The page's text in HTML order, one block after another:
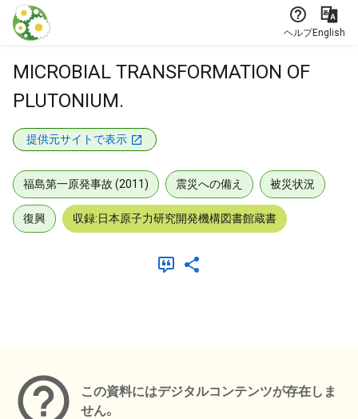
本文に飛ぶ
ヘルプEnglish
MICROBIAL TRANSFORMATION OF
PLUTONIUM.
提供元サイトで表示
福島第一原発事故 (2011) 震災への備え 被災状況
復興 収録:日本原子力研究開発機構図書館蔵書
この資料にはデジタルコンテンツが存在しま
せん。